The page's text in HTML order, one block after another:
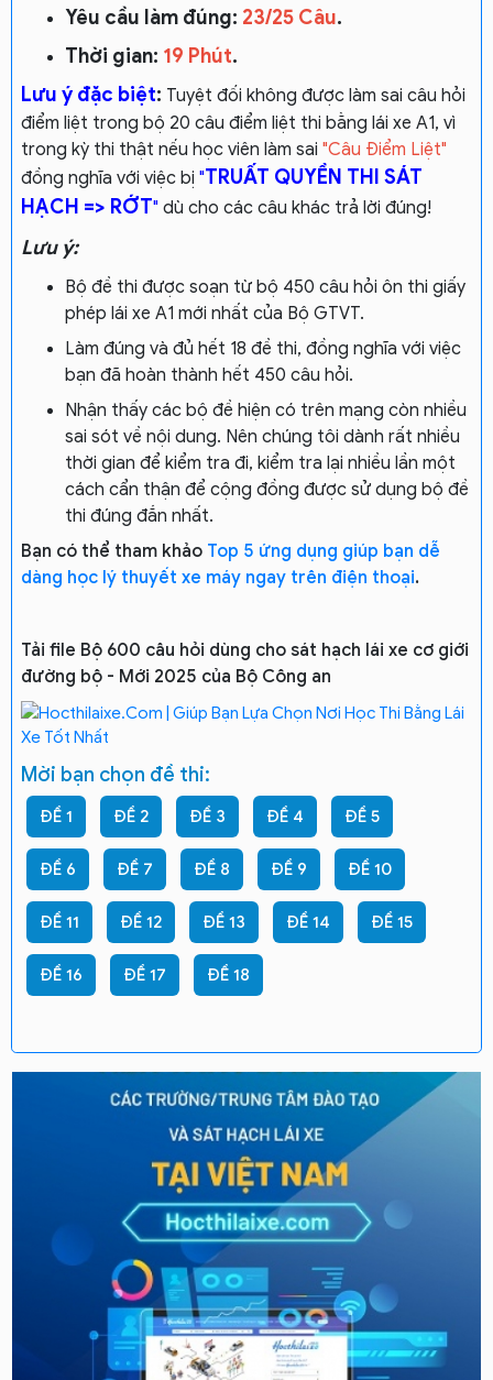
Yêu cầu làm đúng: 23/25 Câu.
Thời gian: 19 Phút.
Lưu ý đặc biệt: Tuyệt đối không được làm sai câu hỏi
điểm liệt trong bộ 20 câu điểm liệt thi bằng lái xe A1, vì
trong kỳ thi thật nếu học viên làm sai "Câu Điểm Liệt"
đồng nghĩa với việc bị "TRUẤT QUYỀN THI SÁT
HẠCH => RỚT" dù cho các câu khác trả lời đúng!
Lưu ý:
Bộ đề thi được soạn từ bộ 450 câu hỏi ôn thi giấy
phép lái xe A1 mới nhất của Bộ GTVT.
Làm đúng và đủ hết 18 đề thi, đồng nghĩa với việc
bạn đã hoàn thành hết 450 câu hỏi.
Nhận thấy các bộ đề hiện có trên mạng còn nhiều
sai sót về nội dung. Nên chúng tôi dành rất nhiều
thời gian để kiểm tra đi, kiểm tra lại nhiều lần một
cách cẩn thận để cộng đồng được sử dụng bộ đề
thi đúng đắn nhất.
Bạn có thể tham khảo Top 5 ứng dụng giúp bạn dễ
dàng học lý thuyết xe máy ngay trên điện thoại.
Tải file Bộ 600 câu hỏi dùng cho sát hạch lái xe cơ giới
đường bộ - Mới 2025 của Bộ Công an
Mời bạn chọn đề thi:
ĐỀ 1 ĐỀ 2 ĐỀ 3 ĐỀ 4 ĐỀ 5
ĐỀ 6 ĐỀ 7 ĐỀ 8 ĐỀ 9 ĐỀ 10
ĐỀ 11 ĐỀ 12 ĐỀ 13 ĐỀ 14 ĐỀ 15
ĐỀ 16 ĐỀ 17 ĐỀ 18